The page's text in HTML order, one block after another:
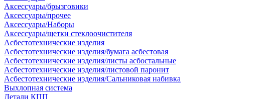
Аксессуары/брызговики
Аксессуары/прочее
Аксессуары/Наборы
Аксессуары/щетки стеклоочистителя
Асбестотехнические изделия
Асбестотехнические изделия/бумага асбестовая
Асбестотехнические изделия/листы асбостальные
Асбестотехнические изделия/листовой паронит
Асбестотехнические изделия/Сальниковая набивка
Выхлопная система
Детали КПП